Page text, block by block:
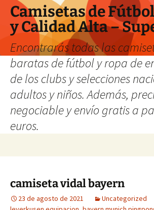
Camisetas de
y Calidad Alta –
Encontrarás todas las
baratas de fútbol y ropa de
de los clubs y selecciones
adultos y niños. Además,
negociable y envío gratis a
euros.
camiseta vidal bayern
23 de agosto de 2021 Uncategorized